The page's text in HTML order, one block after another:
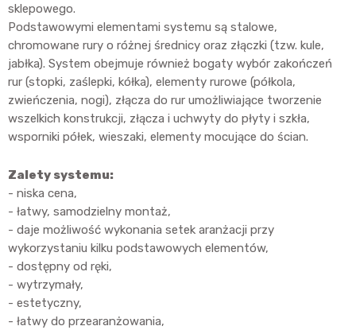
sklepowego.
Podstawowymi elementami systemu są stalowe,
chromowane rury o różnej średnicy oraz złączki (tzw. kule,
jabłka). System obejmuje również bogaty wybór zakończeń
rur (stopki, zaślepki, kółka), elementy rurowe (półkola,
zwieńczenia, nogi), złącza do rur umożliwiające tworzenie
wszelkich konstrukcji, złącza i uchwyty do płyty i szkła,
wsporniki półek, wieszaki, elementy mocujące do ścian.
Zalety systemu:
- niska cena,
- łatwy, samodzielny montaż,
- daje możliwość wykonania setek aranżacji przy
wykorzystaniu kilku podstawowych elementów,
- dostępny od ręki,
- wytrzymały,
- estetyczny,
- łatwy do przearanżowania,